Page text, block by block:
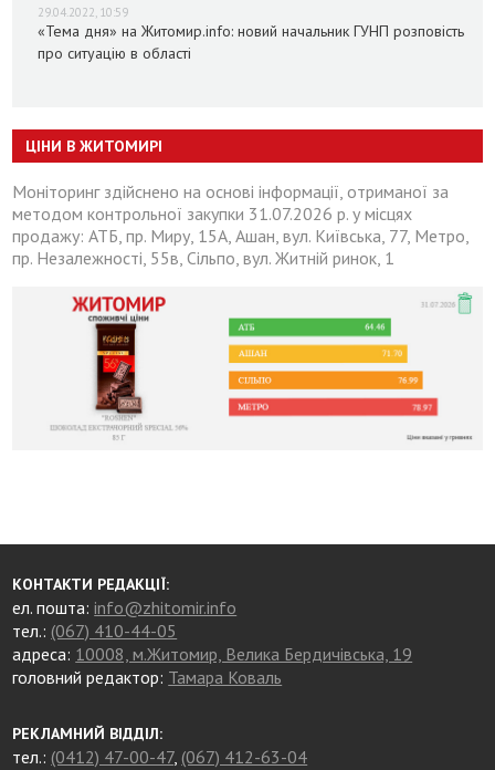
29.04.2022, 10:59
«Тема дня» на Житомир.info: новий начальник ГУНП розповість
про ситуацію в області
ЦІНИ В ЖИТОМИРІ
Моніторинг здійснено на основі інформації, отриманої за
методом контрольної закупки 31.07.2026 р. у місцях
продажу: АТБ, пр. Миру, 15А, Ашан, вул. Київська, 77, Метро,
пр. Незалежності, 55в, Сільпо, вул. Житній ринок, 1
КОНТАКТИ РЕДАКЦІЇ:
ел. пошта:info@zhitomir.info
тел.: (067) 410-44-05
адреса: 10008, м.Житомир, Велика Бердичівська, 19
головний редактор: Тамара Коваль
РЕКЛАМНИЙ ВІДДІЛ:
тел.: (0412) 47-00-47, (067) 412-63-04